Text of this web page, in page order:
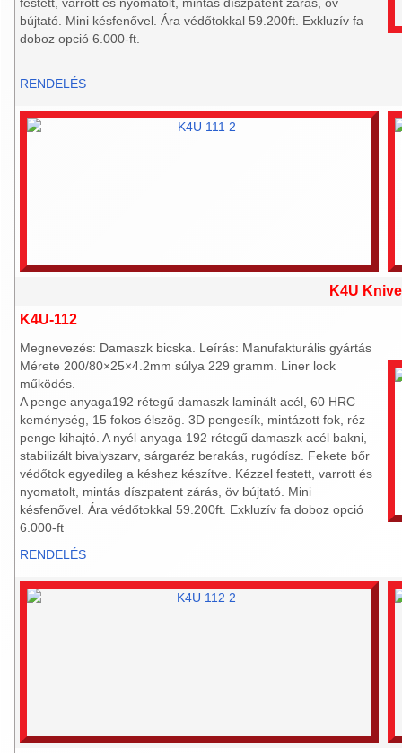
bújtató. Mini késfenővel. Ára védőtokkal 59.200ft. Exkluzív fa
doboz opció 6.000-ft.
RENDELÉS
K4U
K4U-112
Megnevezés: Damaszk bicska. Leírás: Manufakturális gyártás
Mérete 200/80×25×4.2mm súlya 229 gramm. Liner lock
működés.
A penge anyaga192 rétegű damaszk laminált acél, 60 HRC
keménység, 15 fokos élszög. 3D pengesík, mintázott fok, réz
penge kihajtó. A nyél anyaga 192 rétegű damaszk acél bakni,
stabilizált bivalyszarv, sárgaréz berakás, rugódísz. Fekete bőr
védőtok egyedileg a késhez készítve. Kézzel festett, varrott és
nyomatolt, mintás díszpatent zárás, öv bújtató. Mini
késfenővel. Ára védőtokkal 59.200ft. Exkluzív fa doboz opció
6.000-ft
RENDELÉS